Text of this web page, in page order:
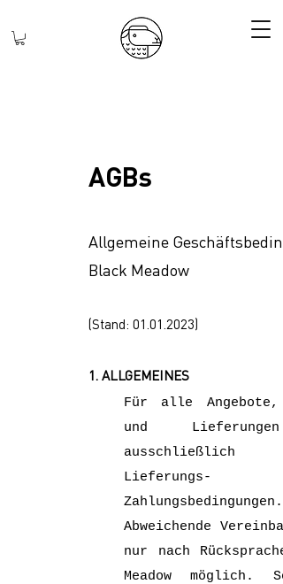
AGBs
Allgemeine
Black Meadow
(Stand: 01.01.2023)
1. ALLGEMEINES
Für alle Angebote,
und
Zahlungsbedingungen.
Abweichende
nur nach
Meadow möglich.